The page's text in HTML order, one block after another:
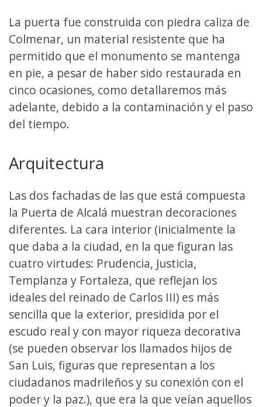
La puerta fue construida con piedra caliza de
Colmenar, un material resistente que ha
permitido que el monumento se mantenga
en pie, a pesar de haber sido restaurada en
cinco ocasiones, como detallaremos más
adelante, debido a la contaminación y el paso
del tiempo.
Arquitectura
Las dos fachadas de las que está compuesta
la Puerta de Alcalá muestran decoraciones
diferentes. La cara interior (inicialmente la
que daba a la ciudad, en la que figuran las
cuatro virtudes: Prudencia, Justicia,
Templanza y Fortaleza, que reflejan los
ideales del reinado de Carlos III) es más
sencilla que la exterior, presidida por el
escudo real y con mayor riqueza decorativa
(se pueden observar los llamados hijos de
San Luis, figuras que representan a los
ciudadanos madrileños y su conexión con el
poder y la paz.), que era la que veían aquellos